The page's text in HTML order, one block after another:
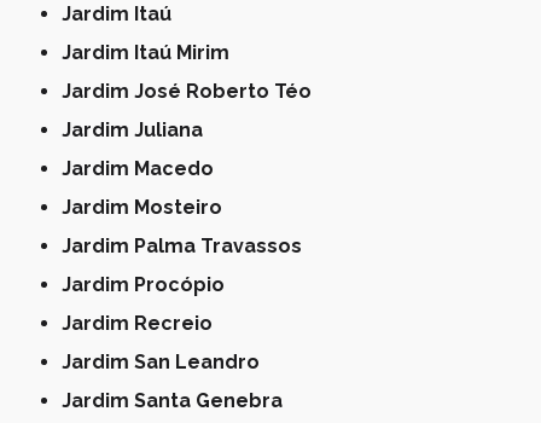
Jardim Itaú
Jardim Itaú Mirim
Jardim José Roberto Téo
Jardim Juliana
Jardim Macedo
Jardim Mosteiro
Jardim Palma Travassos
Jardim Procópio
Jardim Recreio
Jardim San Leandro
Jardim Santa Genebra